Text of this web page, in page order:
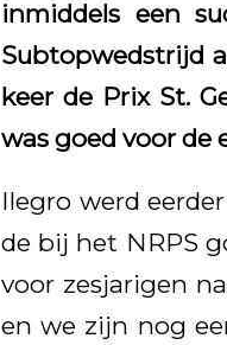
inmiddels een
Subtopwedstrijd
keer de Prix St.
was goed voor de
Ilegro werd
de bij het NRPS
voor zesjarigen
en we zijn nog